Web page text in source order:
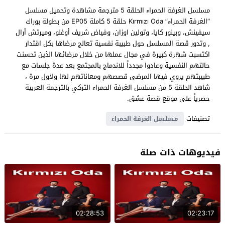
مسلسل الغرفة الحمراء الحلقة 5 مترجمة مشاهدة وتحميل مسلسل
“الغرفة الحمراء” Kırmızı Oda حلقة 5 كاملة EP05 من بطولة بوراك
سيفينش، وبينور كايا، وتولين اوزان، وفياض شريف أوغلو، وميرتش أرال
, وتدور قصة المسلسل حول طبيبة نفسية تعالج مرضاها بكل اقتدار
اكتسبت شهرة كبيرة في مجال عملها من خلال مرضائها الذين تحسنت
حالتهم النفسية وعادوا مجدداً للاندماج بالمجتمع بعد عدة جلسات مع
طبيبتهم يروي فيها المرضى قصصهم ومعاناتهم لها ولاول مرة ،
شاهد الحلقة 5 من مسلسل الغرفة الحمراء التركي بالترجمة العربية
حصرياً على موقع قصة عشق.
تصنيفات
مسلسل الغرفة الحمراء
فيديوهات ذات صلة
02:23:17
02:28:53